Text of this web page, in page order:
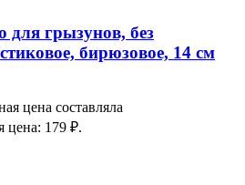
для грызунов, без
бирюзовое, 14 см
цена составляла
цена: 179 ₽.